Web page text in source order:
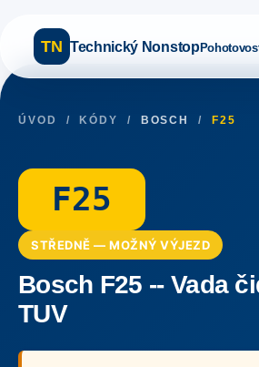
TN Technický Nonstop
ÚVOD / KÓDY / BOSCH / F25
F25
STŘEDNĚ — MOŽNÝ VÝJEZD
Bosch F25 -- Vada
TUV